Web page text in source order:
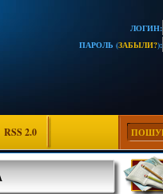
ЛОГИН:
ПАРОЛЬ (ЗАБЫЛИ?):
RSS 2.0